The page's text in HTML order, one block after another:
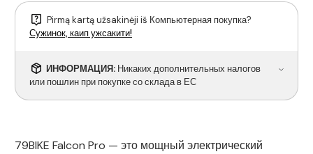
Pirmą kartą užsakinėji iš Компьютерная покупка?
Сужинок, каип ужсакити!
ИНФОРМАЦИЯ: Никаких дополнительных налогов
или пошлин при покупке со склада в ЕС
79BIKE Falcon Pro — это мощный электрический